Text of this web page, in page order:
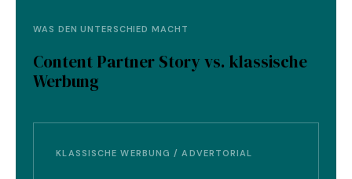
WAS DEN UNTERSCHIED MACHT
Content Partner Story vs. klassische
Werbung
KLASSISCHE WERBUNG / ADVERTORIAL